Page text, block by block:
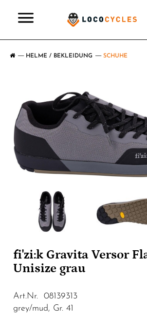
HELME / BEKLEIDUNG SCHUHE
fi'zi:k Gravita Versor
Unisize grau
Art.Nr. 08139313
grey/mud, Gr. 41